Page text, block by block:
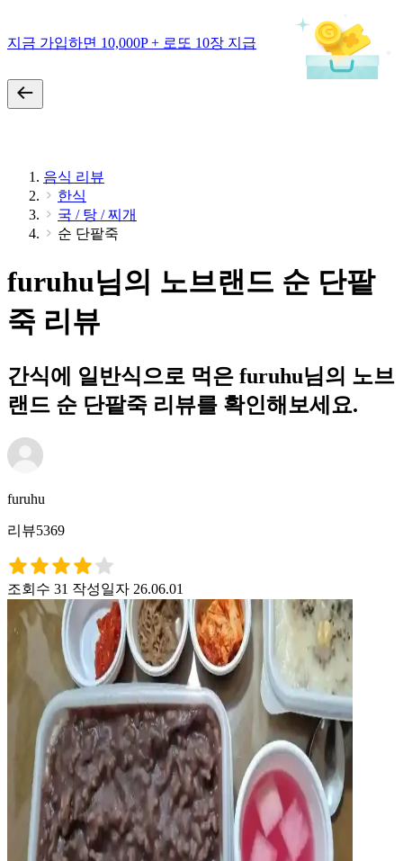
지금 가입하면 10,000P + 로또 10장 지급
음식 리뷰
한식
국 / 탕 / 찌개
순 단팥죽
furuhu님의 노브랜드 순 단팥
죽 리뷰
간식에 일반식으로 먹은 furuhu님의 노브
랜드 순 단팥죽 리뷰를 확인해보세요.
furuhu
리뷰5369
조회수 31 작성일자 26.06.01